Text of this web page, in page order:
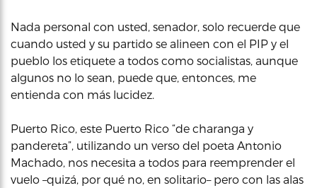
Nada personal con usted, senador, solo recuerde que
cuando usted y su partido se alineen con el PIP y el
pueblo los etiquete a todos como socialistas, aunque
algunos no lo sean, puede que, entonces, me
entienda con más lucidez.
Puerto Rico, este Puerto Rico “de charanga y
pandereta”, utilizando un verso del poeta Antonio
Machado, nos necesita a todos para reemprender el
vuelo –quizá, por qué no, en solitario– pero con las alas